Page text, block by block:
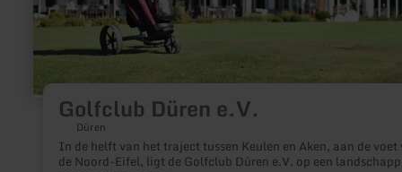
Golfclub Düren e.V.
Düren
In de helft van het traject tussen Keulen en Aken, aan de voet
de Noord-Eifel, ligt de Golfclub Düren e.V. op een